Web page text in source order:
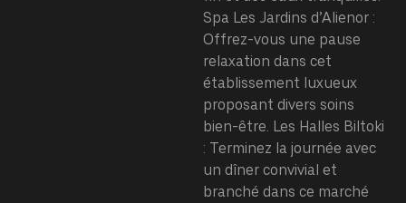
Spa Les Jardins d’Alienor :
Offrez-vous une pause
relaxation dans cet
établissement luxueux
proposant divers soins
bien-être. Les Halles Biltoki
: Terminez la journée avec
un dîner convivial et
branché dans ce marché